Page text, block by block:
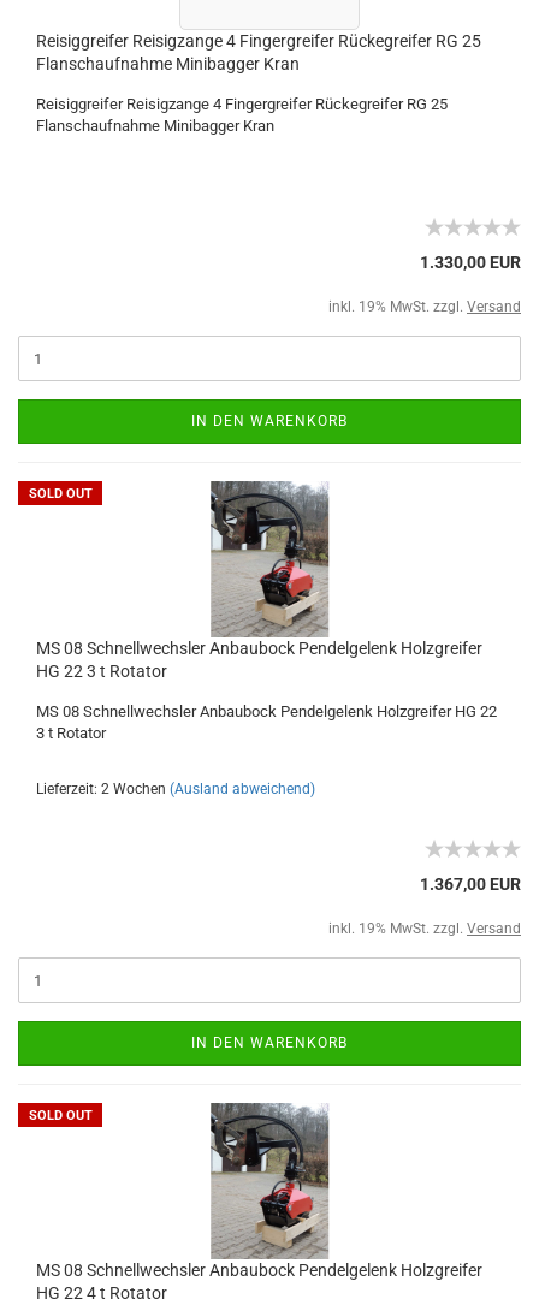
Reisiggreifer Reisigzange 4 Fingergreifer Rückegreifer RG 25
Flanschaufnahme Minibagger Kran
Reisiggreifer Reisigzange 4 Fingergreifer Rückegreifer RG 25
Flanschaufnahme Minibagger Kran
1.330,00 EUR
inkl. 19% MwSt. zzgl. Versand
IN DEN WARENKORB
SOLD OUT
MS 08 Schnellwechsler Anbaubock Pendelgelenk Holzgreifer
HG 22 3 t Rotator
MS 08 Schnellwechsler Anbaubock Pendelgelenk Holzgreifer HG 22
3 t Rotator
Lieferzeit: 2 Wochen (Ausland abweichend)
1.367,00 EUR
inkl. 19% MwSt. zzgl. Versand
IN DEN WARENKORB
SOLD OUT
MS 08 Schnellwechsler Anbaubock Pendelgelenk Holzgreifer
HG 22 4 t Rotator